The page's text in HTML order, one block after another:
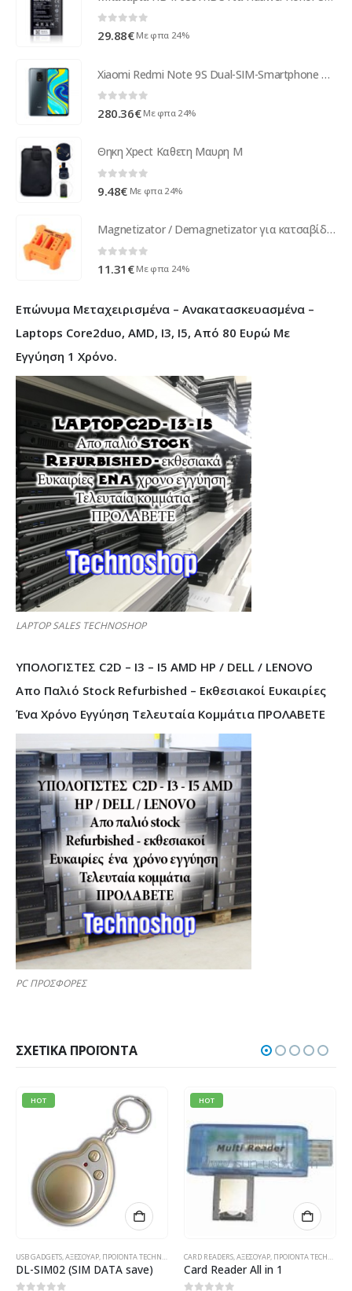
0 out of 5
29.88€ Με φπα 24%
Xiaomi Redmi Note 9S Dual-SIM-Smartphone Grau 64GB MZB9115EU
0 out of 5
280.36€ Με φπα 24%
Θηκη Xpect Καθετη Μαυρη M
0 out of 5
9.48€ Με φπα 24%
Magnetizator / Demagnetizator για κατσαβίδια, Jakemy X3 - 17603
11.31 € Με φπα 24%
Επώνυμα Μεταχειρισμένα – Ανακατασκευασμένα –
Laptops Core2duo, AMD, I3, I5, Από 80 Ευρώ Με
Εγγύηση 1 Χρόνο.
LAPTOP SALES TECHNOSHOP
ΥΠΟΛΟΓΙΣΤΕΣ C2D – I3 – I5 AMD HP / DELL / LENOVO
Απο Παλιό Stock Refurbished – Εκθεσιακοί Ευκαιρίες
Ένα Χρόνο Εγγύηση Τελευταία Κομμάτια ΠΡΟΛΑΒΕΤΕ
PC ΠΡΟΣΦΟΡΕΣ
ΣΧΕΤΙΚΆ ΠΡΟΪΌΝΤΑ
TECHNOSHOP,ΥΠΟΛΟΓΙΣΤΈΣ - ΗΛΕΚΤΡΟΝΙΚΆ
HOT
USB GADGETS,ΑΞΕΣΟΥΆΡ, ΠΡΟΪΌΝΤΑ TECHNOSHOP ,ΥΠΟΛΟΓΙΣΤΈΣ - ΗΛΕΚΤΡΟΝΙΚΆ
DL-SIM02 (SIM DATA save)
HOT
CARD READERS,ΑΞΕΣΟΥΆΡ, ΠΡΟΪΌΝΤΑ TECHNOSHOP
Card Reader All in 1